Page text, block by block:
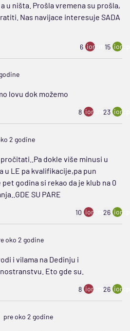
u ništa. Prošla vremena su prošla,
Nas navijace interesuje SADA
6 ion:minus
15
lovu dok možemo
8 ion:minus
23
2 godine
dokle više minusi u
u LE pa kvalifikacije,pa pun
pet godina si rekao da je klub na 0
SU PARE
10 ion:minus
26
oko 2 godine
i vilama na Dedinju i
Eto gde su.
8 ion:minus
26
pre oko 2 godine